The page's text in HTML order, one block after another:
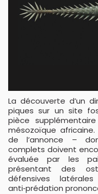
La découverte d’un dinosaure muni d’une armure de
piques sur un site
pièce
mésozoïque africaine.
de l’annonce –
complets doivent
évaluée par les
présentant des
défensives
anti‑prédation